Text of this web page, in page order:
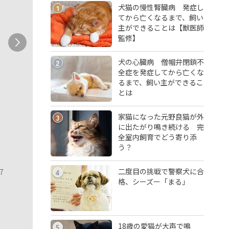
7
1
犬猫の慢性腎臓病 発症し
てから亡くなるまで、飼い
主ができることは【獣医師
監修】
2
犬の心臓病 僧帽弁閉鎖不
全症を発症してから亡くな
るまで、飼い主ができるこ
とは
3
家猫になった元野良猫が外
に出たがり鳴き続ける 完
全室内飼育でどう寄り添
う？
4
二度目の挑戦で警察犬に合
格、シーズー「まる」
5 18歳の愛猫が大声で鳴